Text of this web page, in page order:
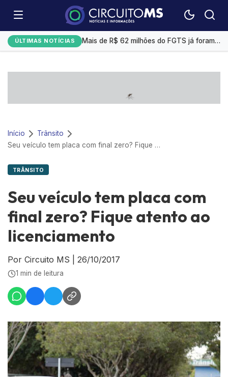
ÚLTIMAS NOTÍCIAS
Bitcoin opera em alta com cenário macroeconômico e avanços de empresas tech
Mais de R$ 62 milhões do FGTS já foram usados para quitar dívidas pelo Desenrola Brasil
Gerdau registra lucro de R$ 1,4 bilhões no 2° trimestre, alta de 69,7%
Início
Trânsito
Seu veículo tem placa com final zero? Fique atento ao licenciamento
TRÂNSITO
Seu veículo tem placa com
final zero? Fique atento ao
licenciamento
Por Circuito MS 26/10/2017
1 min de leitura